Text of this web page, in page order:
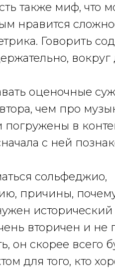
также миф, что
нравится
Говорить
вокруг
оценочные
чем про
погружены в
с ней
сольфеджио,
причины,
исторический
вторичен и не
он скорее всего
для того, кто